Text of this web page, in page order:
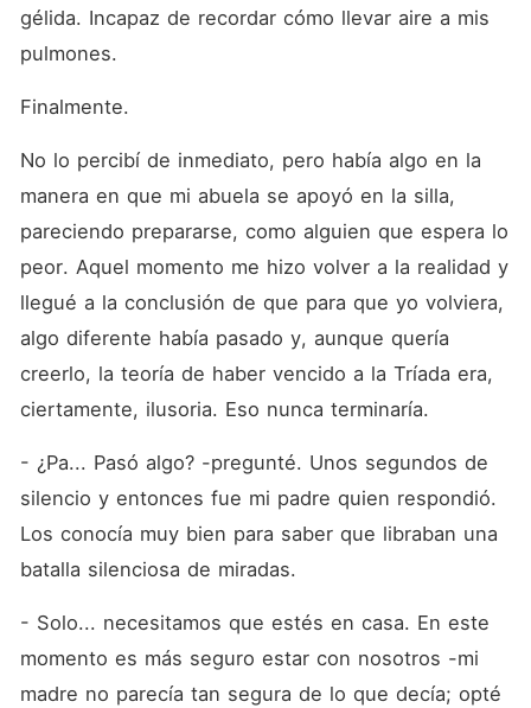
gélida. Incapaz de recordar cómo llevar aire a mis
pulmones.
Finalmente.
No lo percibí de inmediato, pero había algo en la
manera en que mi abuela se apoyó en la silla,
pareciendo prepararse, como alguien que espera lo
peor. Aquel momento me hizo volver a la realidad y
llegué a la conclusión de que para que yo volviera,
algo diferente había pasado y, aunque quería
creerlo, la teoría de haber vencido a la Tríada era,
ciertamente, ilusoria. Eso nunca terminaría.
- ¿Pa... Pasó algo? -pregunté. Unos segundos de
silencio y entonces fue mi padre quien respondió.
Los conocía muy bien para saber que libraban una
batalla silenciosa de miradas.
- Solo... necesitamos que estés en casa. En este
momento es más seguro estar con nosotros -mi
madre no parecía tan segura de lo que decía; opté